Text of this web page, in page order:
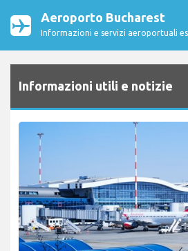
Aeroporto Bucharest
Informazioni e servizi aeroportuali
Informazioni utili e notizie